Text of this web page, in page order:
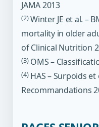
JAMA 2013
(2)Winter JE et al. –
mortality in older
of Clinical Nutrition
(3)OMS –
(4)HAS – Surpoids et
Recommandations